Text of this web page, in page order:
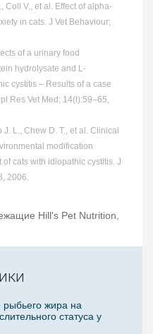
Coll V., et al. Effect of alpha-
in cats. J Vet Behaviour;
of a urinary food
hydrolysate and L-
cystitis – Results of a case
Res Vet Med; 14(l):59–65,
J. L., Chew D. T., et al. Clinical
modification
cats with idiopathic cystitis. J
2006.
Hill's Pet Nutrition,
жира на
статуса у